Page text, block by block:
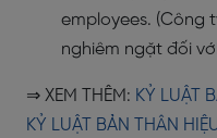
employees. (Công
nghiêm ngặt đối
⇒ XEM THÊM: KỶ LUẬT
KỶ LUẬT BẢN THÂN